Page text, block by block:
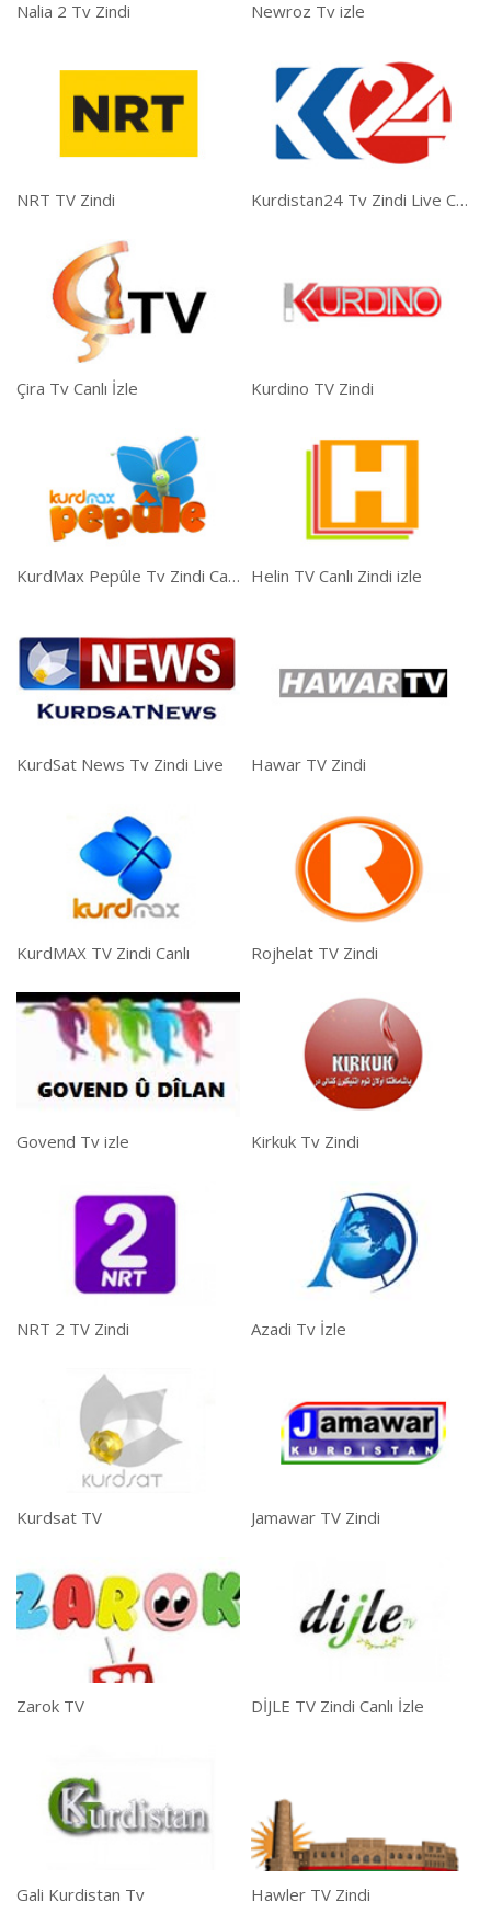
Nalia 2 Tv Zindi Newroz Tv izle
NRT TV Zindi Kurdistan24 Tv Zindi Live Canlı
Çira Tv Canlı İzle Kurdino TV Zindi
KurdMax Pepûle Tv Zindi Canli İzle Helin TV Canlı Zindi izle
KurdSat News Tv Zindi Live Hawar TV Zindi
KurdMAX TV Zindi Canlı Rojhelat TV Zindi
Govend Tv izle Kirkuk Tv Zindi
NRT 2 TV Zindi Azadi Tv İzle
Kurdsat TV Jamawar TV Zindi
Zarok TV DİJLE TV Zindi Canlı İzle
Gali Kurdistan Tv Hawler TV Zindi